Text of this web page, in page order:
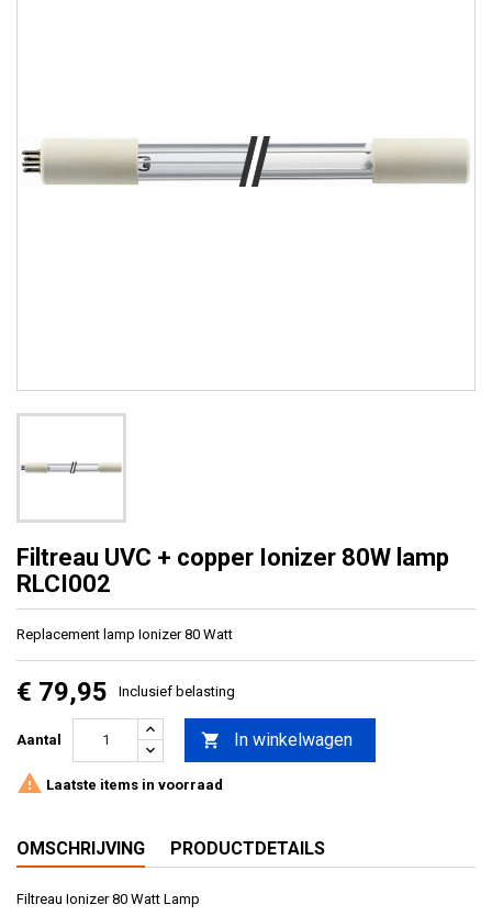
Filtreau UVC + copper Ionizer 80W lamp
RLCI002
Replacement lamp Ionizer 80 Watt
€ 79,95 Inclusief belasting
Aantal  In winkelwagen
 Laatste items in voorraad
OMSCHRIJVING PRODUCTDETAILS
Filtreau Ionizer 80 Watt Lamp